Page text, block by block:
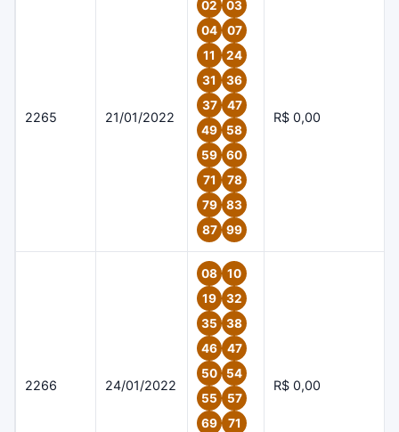
2265 21/01/2022
02
03
04
07
11
24
31
36
37
47
49
58
59
60
71
78
79
83
87
99
R$ 0,00
2266 24/01/2022
08
10
19
32
35
38
46
47
50
54
55
57
69
71
R$ 0,00